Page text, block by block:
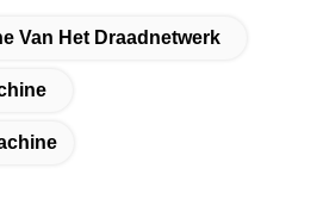
Van Het Draadnetwerk